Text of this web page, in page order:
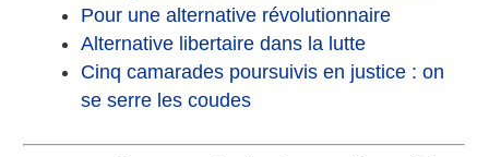
Pour une alternative révolutionnaire
Alternative libertaire dans la lutte
Cinq camarades poursuivis en justice : on
se serre les coudes